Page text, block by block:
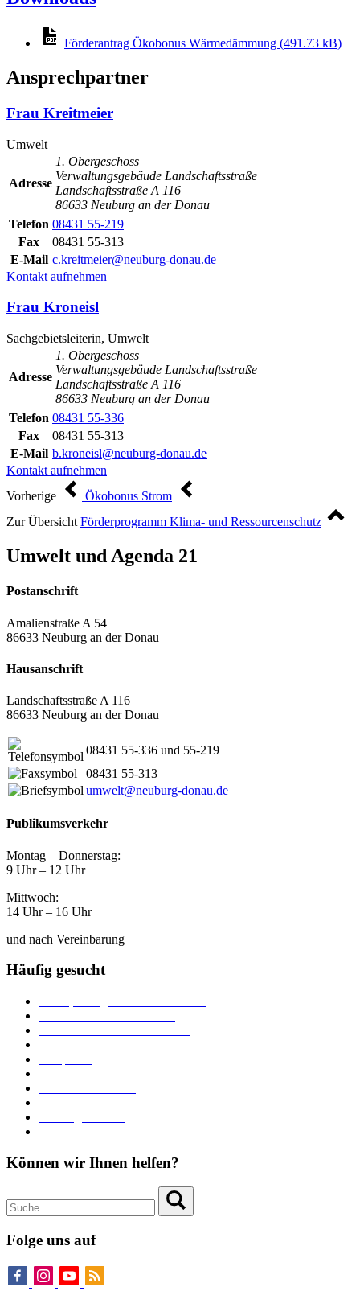
Förderantrag Ökobonus Wärmedämmung (491.73 kB)
Ansprechpartner
Frau Kreitmeier
Umwelt
Adresse
1. Obergeschoss
Verwaltungsgebäude Landschaftsstraße
Landschaftsstraße A 116
86633 Neuburg an der Donau
Telefon 08431 55-219
Fax
08431 55-313
E-Mail c.kreitmeier@neuburg-donau.de
Kontakt aufnehmen
Frau Kroneisl
Sachgebietsleiterin, Umwelt
Adresse
1. Obergeschoss
Verwaltungsgebäude Landschaftsstraße
Landschaftsstraße A 116
86633 Neuburg an der Donau
Telefon 08431 55-336
Fax
08431 55-313
E-Mail b.kroneisl@neuburg-donau.de
Kontakt aufnehmen
Vorherige
Ökobonus Strom
Zur Übersicht Förderprogramm Klima- und Ressourcenschutz
Umwelt und Agenda 21
Postanschrift
Amalienstraße A 54
86633 Neuburg an der Donau
Hausanschrift
Landschaftsstraße A 116
86633 Neuburg an der Donau
08431 55-336 und 55-219
08431 55-313
umwelt@neuburg-donau.de
Publikumsverkehr
Montag – Donnerstag:
9 Uhr – 12 Uhr
Mittwoch:
14 Uhr – 16 Uhr
und nach Vereinbarung
Häufig gesucht
Können wir Ihnen helfen?
Folge uns auf